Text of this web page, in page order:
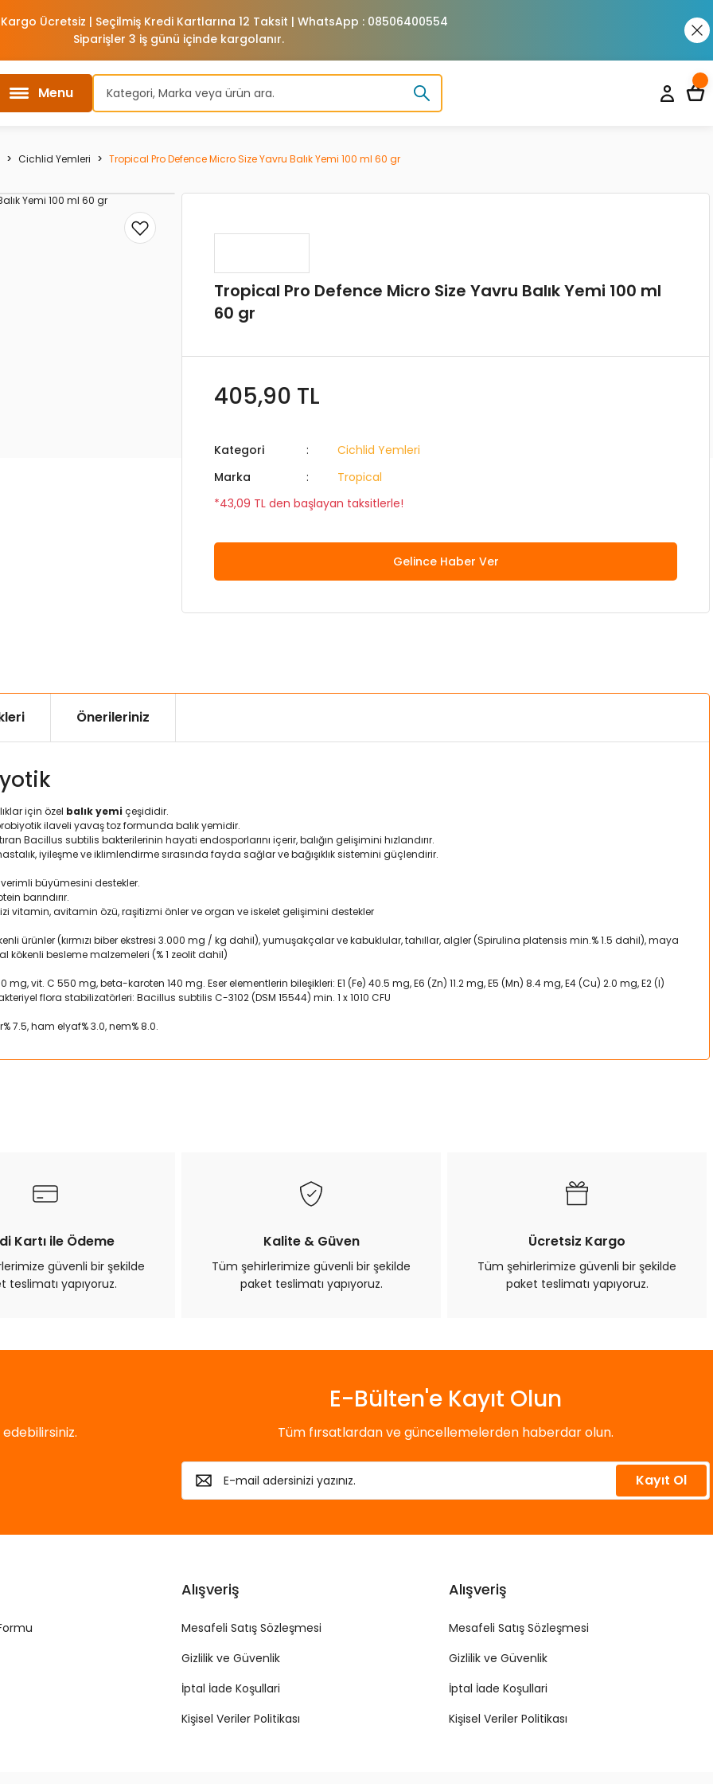
Kargo Ücretsiz | Seçilmiş Kredi Kartlarına 12 Taksit | WhatsApp : 08506400554
Siparişler 3 iş günü içinde kargolanır.
Menu
Cichlid Yemleri Tropical Pro Defence Micro Size Yavru Balık Yemi 100 ml 60 gr
Tropical Pro Defence Micro Size Yavru Balık Yemi 100 ml
60 gr
405,90 TL
Kategori
Cichlid Yemleri
Marka
Tropical
*43,09 TL den başlayan taksitlerle!
Gelince Haber Ver
Önerileriniz
için özel balık yemi çeşididir.
ilaveli yavaş toz formunda balık yemidir.
Bacillus subtilis bakterilerinin hayati endosporlarını içerir, balığın gelişimini hızlandırır.
iyileşme ve iklimlendirme sırasında fayda sağlar ve bağışıklık sistemini güçlendirir.
büyümesini destekler.
barındırır.
vitamin, avitamin özü, raşitizmi önler ve organ ve iskelet gelişimini destekler
ürünler (kırmızı biber ekstresi 3.000 mg / kg dahil), yumuşakçalar ve kabuklular, tahıllar, algler (Spirulina platensis min.% 1.5 dahil), maya
kökenli besleme malzemeleri (% 1 zeolit ​​dahil)
mg, vit. C 550 mg, beta-karoten 140 mg. Eser elementlerin bileşikleri: E1 (Fe) 40.5 mg, E6 (Zn) 11.2 mg, E5 (Mn) 8.4 mg, E4 (Cu) 2.0 mg, E2 (I)
flora stabilizatörleri: Bacillus subtilis C-3102 (DSM 15544) min. 1 x 1010 CFU
7.5, ham elyaf% 3.0, nem% 8.0.
Kartı ile Ödeme
güvenli bir şekilde
teslimatı yapıyoruz.
Kalite & Güven
Tüm şehirlerimize güvenli bir şekilde
paket teslimatı yapıyoruz.
Ücretsiz Kargo
Tüm şehirlerimize güvenli bir şekilde
paket teslimatı yapıyoruz.
E-Bülten'e Kayıt Olun
Tüm fırsatlardan ve güncellemelerden haberdar olun.
Kayıt Ol
Alışveriş
Mesafeli Satış Sözleşmesi
Gizlilik ve Güvenlik
İptal İade Koşullari
Kişisel Veriler Politikası
Alışveriş
Mesafeli Satış Sözleşmesi
Gizlilik ve Güvenlik
İptal İade Koşullari
Kişisel Veriler Politikası